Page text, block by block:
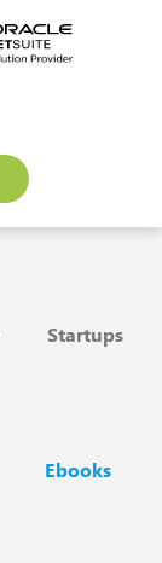
Startups
Ebooks